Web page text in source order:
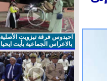
احيدوس فرقة تيزويت الأصلية
بالاعراس الجماعية بأيت ايحيا